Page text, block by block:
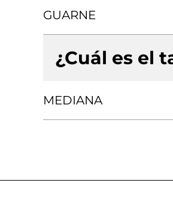
GUARNE
¿Cuál es el
MEDIANA